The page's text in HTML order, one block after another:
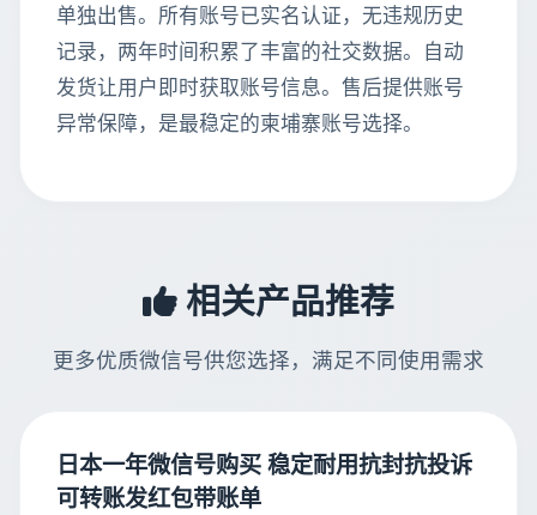
单独出售。所有账号已实名认证，无违规历史
记录，两年时间积累了丰富的社交数据。自动
发货让用户即时获取账号信息。售后提供账号
异常保障，是最稳定的柬埔寨账号选择。
相关产品推荐
更多优质微信号供您选择，满足不同使用需求
日本一年微信号购买 稳定耐用抗封抗投诉
可转账发红包带账单